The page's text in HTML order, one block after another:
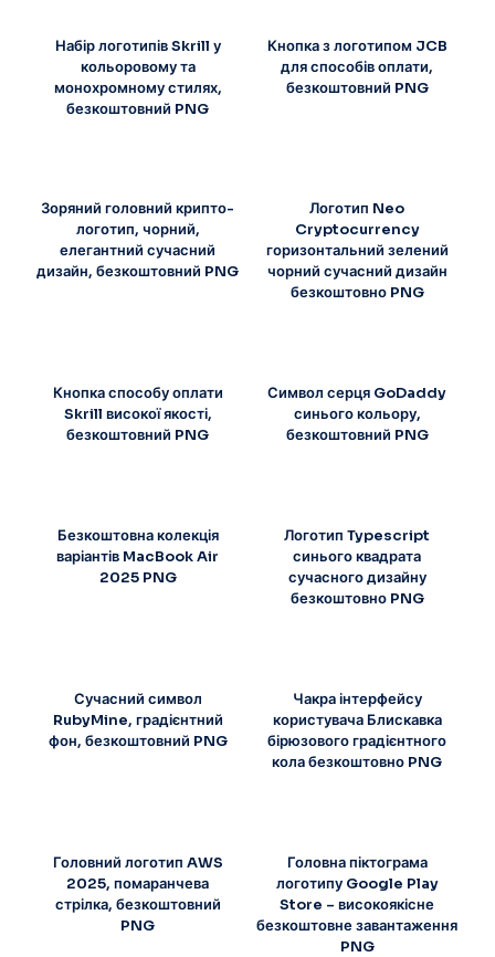
Набір логотипів Skrill у
кольоровому та
монохромному стилях,
безкоштовний PNG
Кнопка з логотипом JCB
для способів оплати,
безкоштовний PNG
Зоряний головний крипто-
логотип, чорний,
елегантний сучасний
дизайн, безкоштовний PNG
Логотип Neo
Cryptocurrency
горизонтальний зелений
чорний сучасний дизайн
безкоштовно PNG
Кнопка способу оплати
Skrill високої якості,
безкоштовний PNG
Символ серця GoDaddy
синього кольору,
безкоштовний PNG
Безкоштовна колекція
варіантів MacBook Air
2025 PNG
Логотип Typescript
синього квадрата
сучасного дизайну
безкоштовно PNG
Сучасний символ
RubyMine, градієнтний
фон, безкоштовний PNG
Чакра інтерфейсу
користувача Блискавка
бірюзового градієнтного
кола безкоштовно PNG
Головний логотип AWS
2025, помаранчева
стрілка, безкоштовний
PNG
Головна піктограма
логотипу Google Play
Store – високоякісне
безкоштовне завантаження
PNG